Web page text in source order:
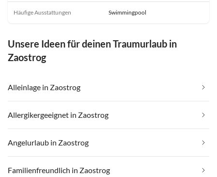
Häufige Ausstattungen Swimmingpool
Unsere Ideen für deinen Traumurlaub in
Zaostrog
Alleinlage in Zaostrog
Allergikergeeignet in Zaostrog
Angelurlaub in Zaostrog
Familienfreundlich in Zaostrog